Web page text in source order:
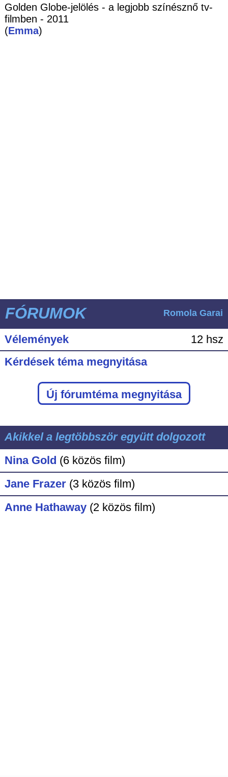
Golden Globe-jelölés - a legjobb színésznő tv-
filmben - 2011
(Emma)
FÓRUMOK Romola Garai
Vélemények
12 hsz
Kérdések téma megnyitása
Új fórumtéma megnyitása
Akikkel a legtöbbször együtt dolgozott
Nina Gold (6 közös film)
Jane Frazer (3 közös film)
Anne Hathaway (2 közös film)